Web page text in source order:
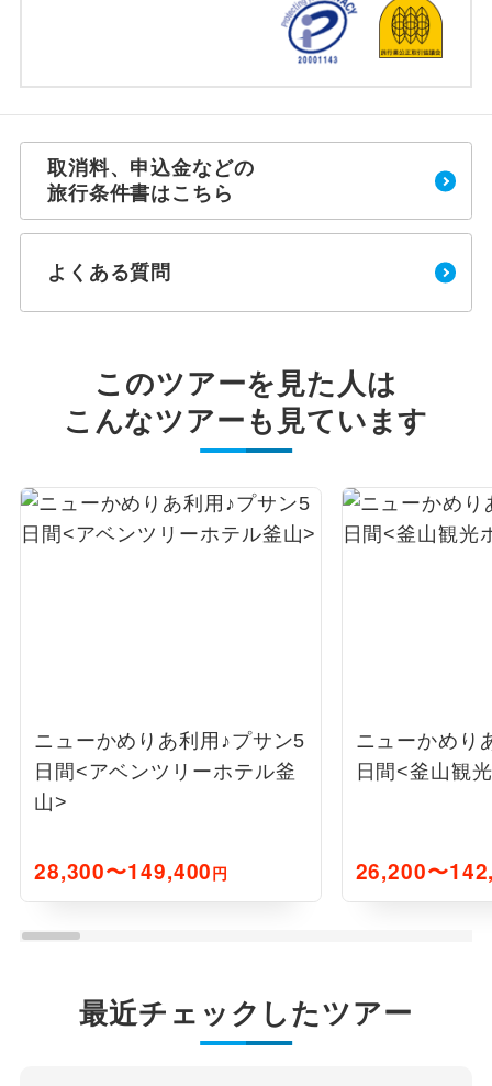
取消料、申込金などの
旅行条件書はこちら
よくある質問
このツアーを見た人は
こんなツアーも見ています
ニューかめりあ利用♪プサン5
日間<アベンツリーホテル釜
山>
28,300〜149,400円
ニューかめり
日間<釜山観
26,200〜
最近チェックしたツアー